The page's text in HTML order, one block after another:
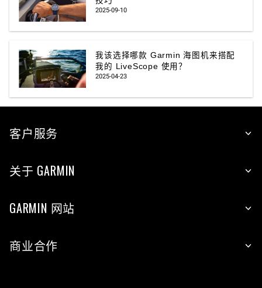
2025-09-10
我该选择哪款 Garmin 海图机来搭配
我的 LiveScope 使用？
2025-04-23
客户服务
关于 GARMIN
GARMIN 网站
商业合作